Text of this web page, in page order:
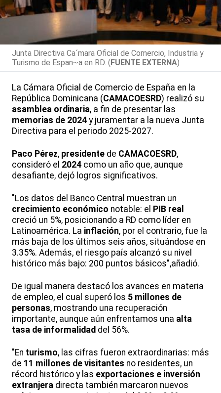
Junta Directiva Ca´mara Oficial de Comercio, Industria y
Turismo de Espan~a en RD. (FUENTE EXTERNA)
La Cámara Oficial de Comercio de España en la
República Dominicana (CAMACOESRD) realizó su
asamblea ordinaria, a fin de presentar las
memorias de 2024 y juramentar a la nueva Junta
Directiva para el periodo 2025-2027.
Paco Pérez, presidente de CAMACOESRD,
consideró el 2024 como un año que, aunque
desafiante, dejó logros significativos.
"Los datos del Banco Central muestran un
crecimiento económico notable: el PIB real
creció un 5%, posicionando a RD como líder en
Latinoamérica. La inflación, por el contrario, fue la
más baja de los últimos seis años, situándose en
3.35%. Además, el riesgo país alcanzó su nivel
histórico más bajo: 200 puntos básicos",añadió.
De igual manera destacó los avances en materia
de empleo, el cual superó los 5 millones de
personas, mostrando una recuperación
importante, aunque aún enfrentamos una alta
tasa de informalidad del 56%.
"En turismo, las cifras fueron extraordinarias: más
de 11 millones de visitantes no residentes, un
récord histórico y las exportaciones e inversión
extranjera directa también marcaron nuevos